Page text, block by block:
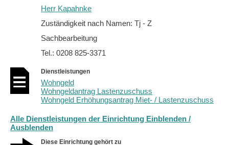
Herr Kapahnke
Zuständigkeit nach Namen: Tj - Z
Sachbearbeitung
Tel.: 0208 825-3371
Dienstleistungen
Wohngeld
Wohngeldantrag Lastenzuschuss
Wohngeld Erhöhungsantrag Miet- / Lastenzuschuss
Alle Dienstleistungen der Einrichtung Einblenden /
Ausblenden
Diese Einrichtung gehört zu